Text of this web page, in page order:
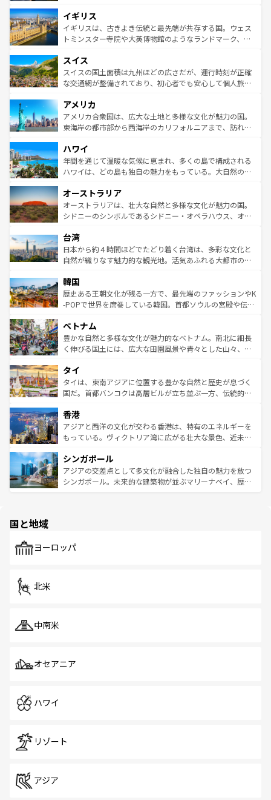
いる。シャンパンの発祥地であるランス、プロヴァンスの
香り高いラベンダー畑など、多彩な楽しみ方が可能だ。さ
らに、パリ以外の地域にも魅力が溢れており、どの街角に
れる地方に足を運ぶとそれぞれで全く異なる文化を体験で
きるだろう。 なお、新着のフランス情報はコンテンツ一覧
を参照してほしい。
顔を持つこの国は、どこを歩いても飽きることがない。ベ
ルリンの文化的活気、バイエルン州のアルプスの絶景、そ
してライン川沿いのワイン畑といった風景は必見。ビール
は、お酒好きな人にはぜひ体験してほしい。 なお、新着の
ドイツ情報はコンテンツ一覧を参照してほしい。
イギリス
イギリスは、古きよき伝統と最先端が共存する国。ウェス
トミンスター寺院や大英博物館のようなランドマーク、歴
リアごとに異なる魅力がある。また、優雅なアフタヌーン
ティー、ビール好きにはたまらない英国パブ、サッカー観
戦など、本場だからこそできる体験も豊富。イギリスを旅
ンツ一覧を参照してほしい。
スイス
スイスの国土面積は九州ほどの広さだが、運行時刻が正確
な交通網が整備されており、初心者でも安心して個人旅行
の建物がそのまま残る町や、スイスならではのユニークな
博物館もあり、アルプス観光だけでなく町歩きも満喫する
ことができる。国民の所得が高いため物価も高いが、旅行
ば市内交通費無料で観光を楽しむこともできる。 なお、新
着のスイス情報はコンテンツ一覧 を参照してほしい。
アメリカ
アメリカ合衆国は、広大な土地と多様な文化が魅力の国。
東海岸の都市部から西海岸のカリフォルニアまで、訪れる
のような巨大都市は、観光、ショッピング、エンターテイ
ンメントが詰まった刺激的なスポットだ。一方、アメリカ
西部には大自然が広がり、グランドキャニオンやイエロー
部のニューオーリンズでは、音楽と美食が融合した独特の
文化が魅力。旅行者はアメリカの各地域で異なる魅力を楽
しみながら、その多様性と豊かな歴史を感じることができ
ならではの贅沢な旅のスタイルだ。 なお、新着のアメリカ
情報はコンテンツ一覧を参照してほしい。
ハワイ
年間を通じて温暖な気候に恵まれ、多くの島で構成される
ハワイは、どの島も独自の魅力をもっている。大自然の神
ワイ島は見逃せない。また、定番の観光地といえばオアフ
島だが、静かな自然を求めるならマウイ島やカウアイ島が
おすすめ。エメラルドグリーンに輝く海をはじめ、豊かな
れるおもてなしの心で訪れる人々を迎えてくれるハワイの
人々、おいしいローカルフードやハワイアンミュージッ
ク、伝統的なフラダンスなど、すべてがハワイの魅力を彩
ワイを、存分に味わってほしい。 なお、新着のハワイ情報
はコンテンツ一覧を参照してほしい。
オーストラリア
オーストラリアは、壮大な自然と多様な文化が魅力の国。
シドニーのシンボルであるシドニー・オペラハウス、オー
リアリーフや大陸中央部にそびえるウルル（エアーズロッ
ク）、タスマニアの美しい原生林やケアンズの熱帯雨林な
ど、見どころがたくさん。また、カフェやワイン、オージ
いる。アクティビティも充実しており、サーフィンやダイ
ビング、ハイキングなど、アウトドア好きにはたまらな
い。オーストラリアの多彩な魅力を存分に味わいつくそ
参照してほしい。
台湾
日本から約４時間ほどでたどり着く台湾は、多彩な文化と
自然が織りなす魅力的な観光地。活気あふれる大都市の台
ン）、静ひつな山岳地帯である台湾東部など、都市の喧騒
と山間の静けさが共存しており、訪れる人に新しい発見と
驚きをもたらしてくれる。また、奥深い台湾の食文化も魅
容にもいいと評判のスイーツなど、バラエティ豊かな料理
が味わえる。 なお、新着の台湾情報は コンテンツ一覧を参
照してほしい。
韓国
歴史ある王朝文化が残る一方で、最先端のファッションやK
-POPで世界を席巻している韓国。首都ソウルの宮殿や伝統
き、地方に足を延ばせば四季折々の自然美を楽しむことが
できる。そして、キムチや焼肉、絶品のストリートフード
まで、さまざまな韓国料理が待っている。夜には、韓国な
リティに包まれながら、韓国の多彩な魅力を心ゆくまで味
わってみてほしい。 なお、新着の韓国情報はコンテンツ一
覧を参照してほしい。
ベトナム
豊かな自然と多様な文化が魅力的なベトナム。南北に細長
く伸びる国土には、広大な田園風景や青々とした山々、世
急速な発展と共に伝統が息づく。ハノイの古い町並みやホ
ーチミン市のフランス統治時代の建物も、独特の雰囲気を
醸し出している。また、バラエティの豊かさとおいしさで
とつ。フォーやバインミー、ベトナムコーヒーなどは、ぜ
ひ現地で味わいたい。どの地域を訪れてもあたたかい人々
が旅行者を迎えてくれるので、きっと忘れられない旅にな
参照してほしい。
タイ
タイは、東南アジアに位置する豊かな自然と歴史が息づく
国だ。首都バンコクは高層ビルが立ち並ぶ一方、伝統的な
の活気が交差している。北部ではチェンマイなどの山岳地
帯で自然と触れ合い、南部ではプーケットやクラビの美し
いビーチでリゾート気分を楽しむことができる。タイ料理
激する。気候は一年中温暖で、どの季節にも異なる楽しみ
が待っている。親しみやすいタイの人々、仏教を中心とし
た文化、そして多様な観光資源が、訪れる旅人を魅了し続
香港
アジアと西洋の文化が交わる香港は、特有のエネルギーを
もっている。ヴィクトリア湾に広がる壮大な景色、近未来
み、どこを訪れても感動するはず。観光スポットが密集し
ており、効率よく見どころを回れるのも魅力。息をのむよ
うな絶景から文化的な体験まで、香港を存分に楽しみ尽く
シンガポール
アジアの交差点として多文化が融合した独自の魅力を放つ
シンガポール。未来的な建築物が並ぶマリーナベイ、歴史
で、ホーカーズは地元の風情を楽しめる外せないスポット
国と地域
ヨーロッパ
北米
中南米
オセアニア
ハワイ
リゾート
アジア